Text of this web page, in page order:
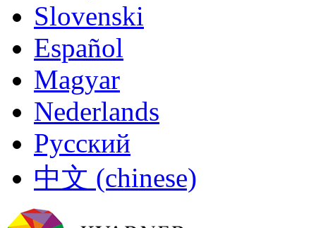
Slovenski
Español
Magyar
Nederlands
Русский
中文 (chinese)